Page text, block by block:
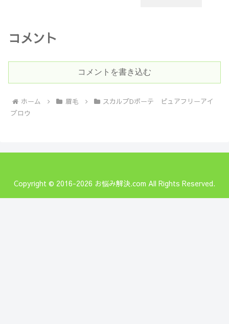
コメント
コメントを書き込む
ホーム 眉毛
スカルプDボーテ ピュアフリーアイ
ブロウ
Copyright © 2016-2026 お悩み解決.com All Rights Reserved.